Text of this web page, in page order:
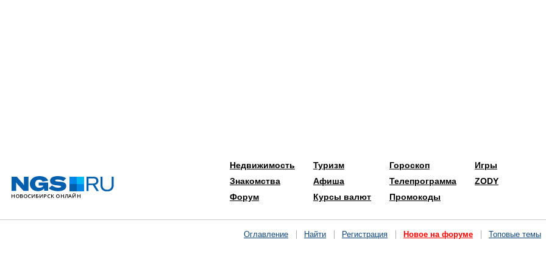
Недвижимость
Знакомства
Форум
Туризм
Афиша
Курсы валют
Гороскоп
Телепрограмма
Промокоды
Игры
ZODY
Оглавление Найти Регистрация Новое на форуме Топовые темы